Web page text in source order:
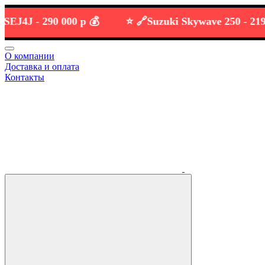
-290 000 р 💰 Suzuki Skywave 250 - 219 000
О компании
Доставка и оплата
Контакты